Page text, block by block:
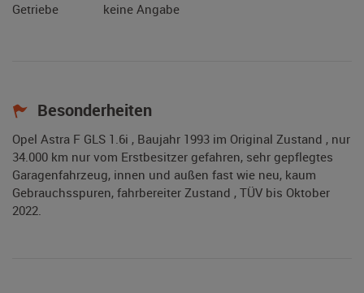
Getriebe
keine Angabe
Besonderheiten
Opel Astra F GLS 1.6i , Baujahr 1993 im Original Zustand , nur
34.000 km nur vom Erstbesitzer gefahren, sehr gepflegtes
Garagenfahrzeug, innen und außen fast wie neu, kaum
Gebrauchsspuren, fahrbereiter Zustand , TÜV bis Oktober
2022.